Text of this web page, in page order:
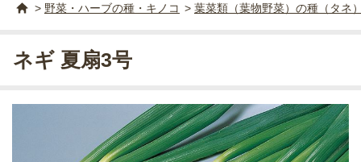
> 野菜・ハーブの種・キノコ > 葉菜類（葉物野菜）の種（タネ
ネギ 夏扇3号